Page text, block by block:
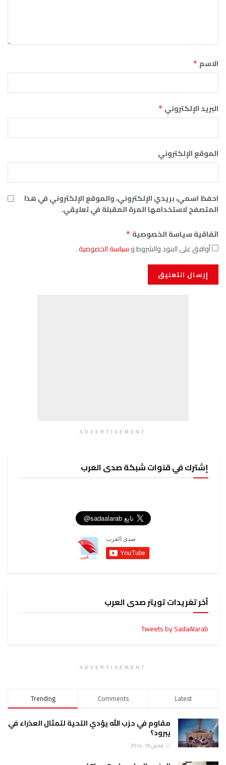
الاسم *
البريد الإلكتروني *
الموقع الإلكتروني
احفظ اسمي، بريدي الإلكتروني، والموقع الإلكتروني في هذا
المتصفح لاستخدامها المرة المقبلة في تعليقي.
اتفاقية سياسة الخصوصية *
أوافق على البنود والشروط وسياسة الخصوصية.
ADVERTISEMENT
إشترك في قنوات شبكة صدى العرب
آخر تغريدات تويتر صدى العرب
Tweets by SadaAlarab
ADVERTISEMENT
Trending Comments Latest
مقاوم في حزب الله يؤدي التحية لتمثال العذراء في
يبرود؟
مارس 18, 2014